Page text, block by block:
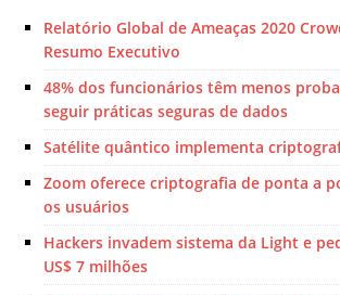
Relatório Global de Ameaças 2020
Resumo Executivo
48% dos funcionários têm menos
seguir práticas seguras de dados
Satélite quântico implementa
Zoom oferece criptografia de ponta a
os usuários
Hackers invadem sistema da Light e
US$ 7 milhões